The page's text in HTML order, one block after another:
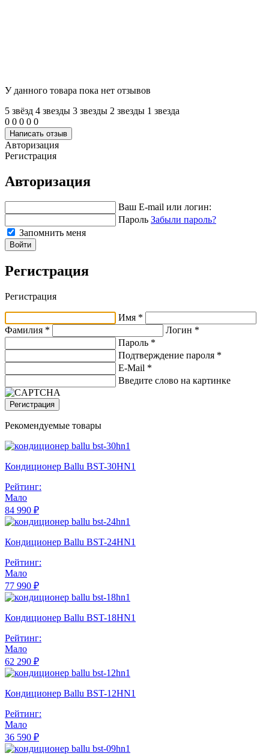
У данного товара пока нет отзывов
5 звёзд 4 звeзды 3 звeзды 2 звeзды 1 звeзда
0 0 0 0 0
Написать отзыв
Авторизация
Регистрация
Авторизация
Ваш E-mail или логин:
Пароль Забыли пароль?
Запомнить меня
Войти
Регистрация
Регистрация
Имя *
Фамилия *
Логин *
Пароль *
Подтверждение пароля *
E-Mail *
Введите слово на картинке
Регистрация
Рекомендуемые товары
Кондиционер Ballu BST-30HN1
Рейтинг:
Мало
84 990 ₽
Кондиционер Ballu BST-24HN1
Рейтинг:
Мало
77 990 ₽
Кондиционер Ballu BST-18HN1
Рейтинг:
Мало
62 290 ₽
Кондиционер Ballu BST-12HN1
Рейтинг:
Мало
36 590 ₽